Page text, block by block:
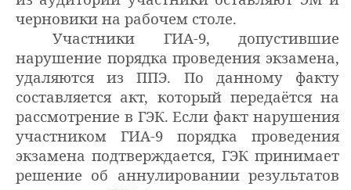
черновики на рабочем столе.
Участники ГИА-9, допустившие
нарушение порядка проведения экзамена,
удаляются из ППЭ. По данному факту
составляется акт, который передаётся на
рассмотрение в ГЭК. Если факт нарушения
участником ГИА-9 порядка проведения
экзамена подтверждается, ГЭК принимает
решение об аннулировании результатов